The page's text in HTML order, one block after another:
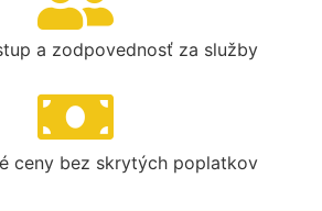
a zodpovednosť za služby
ceny bez skrytých poplatkov